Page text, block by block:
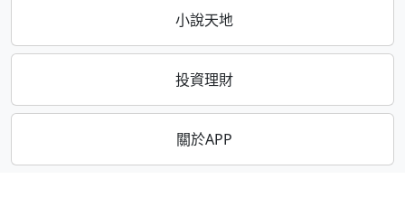
小說天地
投資理財
關於APP